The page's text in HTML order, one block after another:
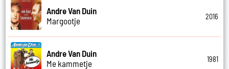
Andre Van Duin
Margootje
2016
Andre Van Duin
Me kammetje
1981